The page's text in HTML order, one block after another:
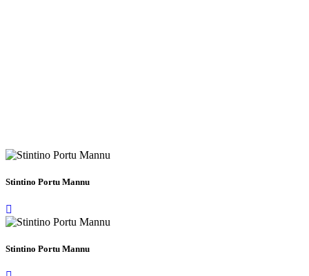
Stintino Portu Mannu
Stintino Portu Mannu